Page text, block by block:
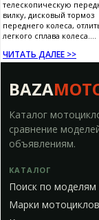
телескопическую
вилку, дисковый тормоз
переднего колеса,
легкого сплава колеса....
ЧИТАТЬ ДАЛЕЕ >>
BAZA
Каталог
сравнение
объявлениям.
КАТАЛОГ
Поиск по моделям
Марки мотоциклов